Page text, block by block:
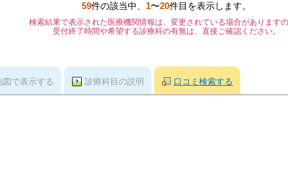
59件の該当中、 1〜20件目を表示します。
検索結果で表示された医療機関情報は、変更されている場合がありますの
受付終了時間や希望する診療科の有無は、直接ご確認ください。
図で表示する 診療科目の説明 口コミ検索する